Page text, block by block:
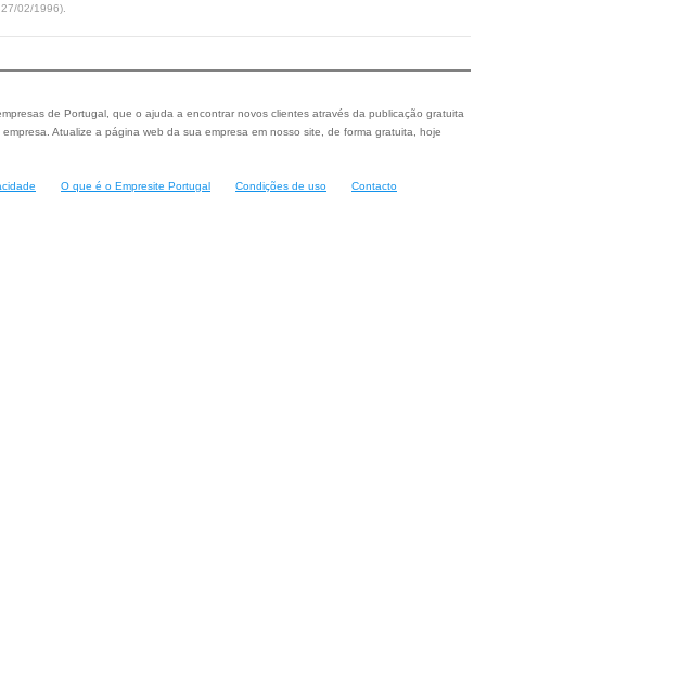
02/1996).
de Portugal, que o ajuda a encontrar novos clientes através da publicação gratuita
Atualize a página web da sua empresa em nosso site, de forma gratuita, hoje
O que é o Empresite Portugal Condições de uso Contacto